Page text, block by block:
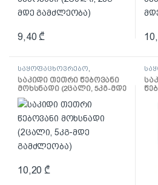
9,40 ₾
საყოფაცხოვრებო
საყოფაცხოვრებო
პლასტიკი
საკიდი თეთრი წებოვანი
მოხსნადი (2ცალი, 5კგ-მდე
გამძლეობა)
10,20 ₾